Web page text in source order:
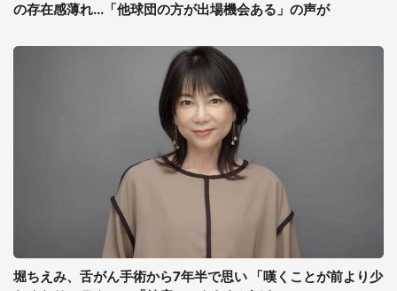
の存在感薄れ...「他球団の方が出場機会ある」の声が
堀ちえみ、舌がん手術から7年半で思い 「嘆くことが前より少